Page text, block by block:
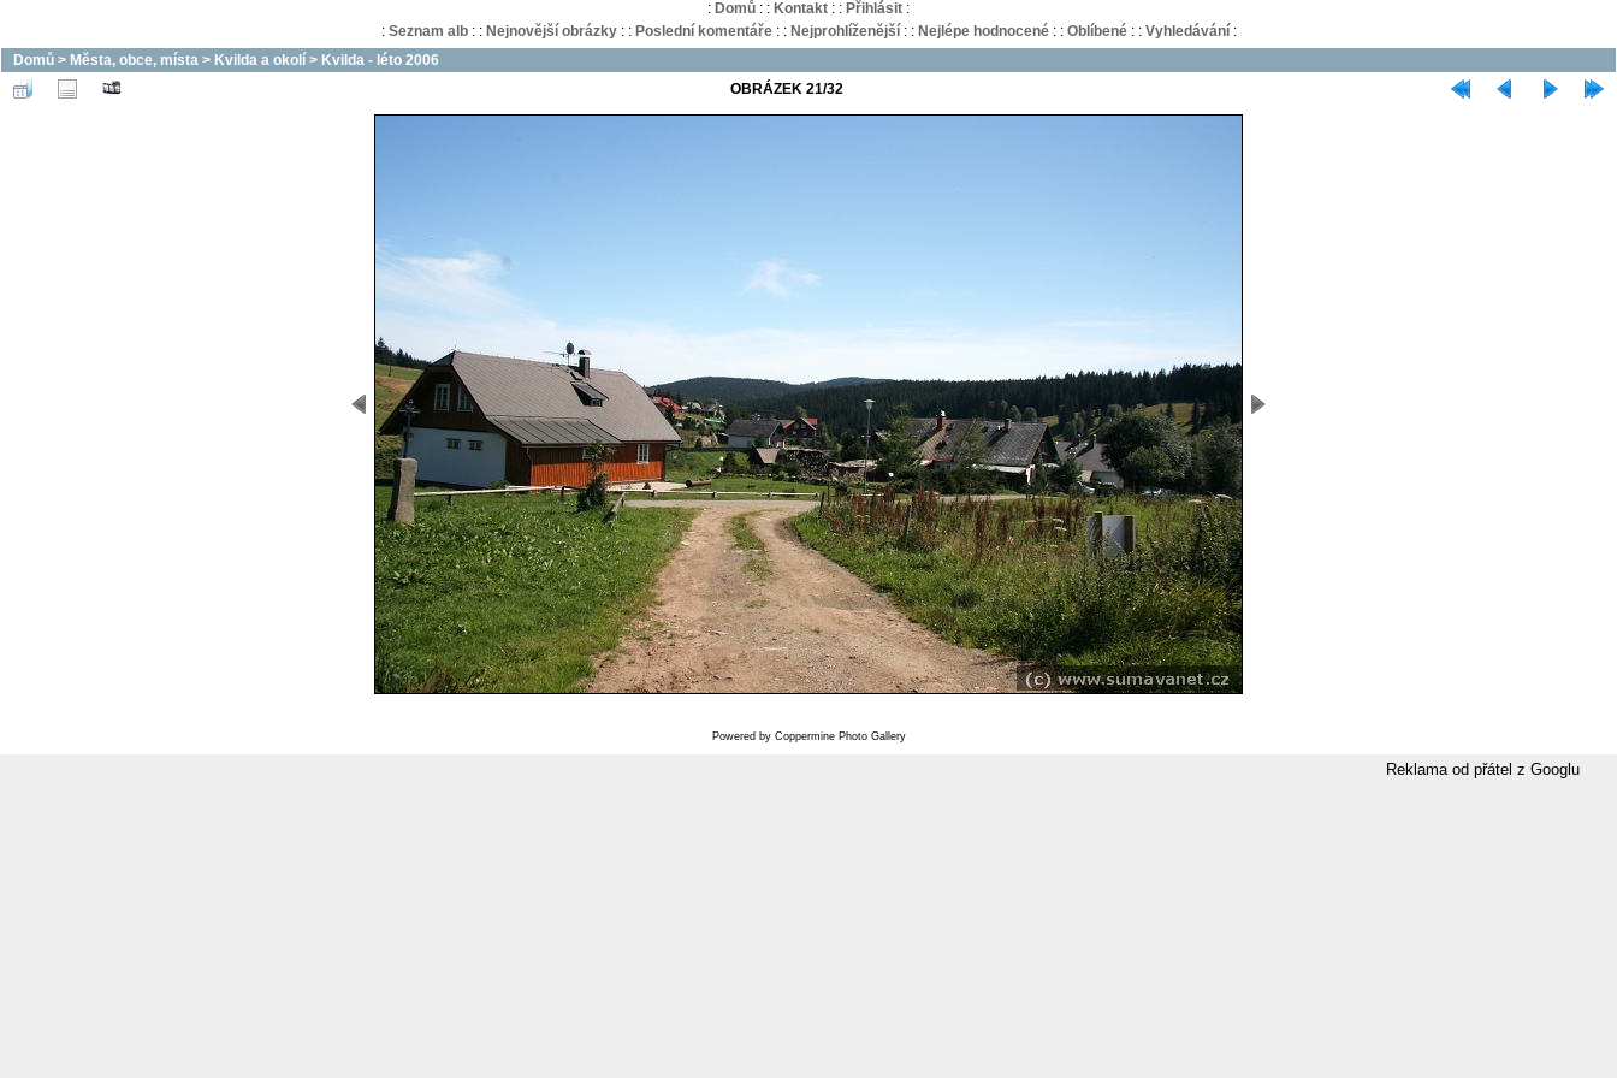
: Domů : : Kontakt : : Přihlásit :
: Seznam alb: : Nejnovější obrázky: : Poslední komentáře: : Nejprohlíženější: : Nejlépe hodnocené: : Oblíbené: : Vyhledávání:
Domů > Města, obce, místa > Kvilda a okolí > Kvilda - léto 2006
OBRÁZEK 21/32
Powered by Coppermine Photo Gallery
Reklama od přátel z Googlu